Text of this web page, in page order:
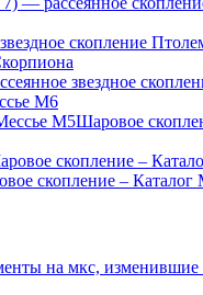
скопление
звездное
М6
Шаровое
скопление –
скопление – Каталог